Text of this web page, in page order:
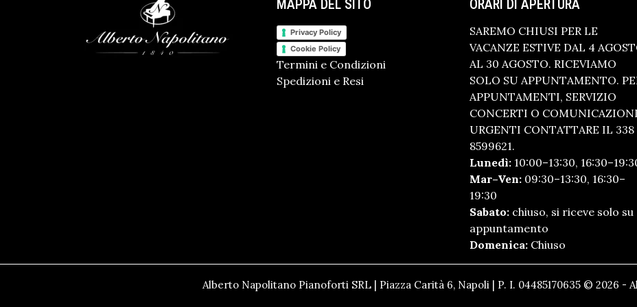
MAPPA DEL SITO
Privacy Policy
Cookie Policy
Termini e Condizioni
Spedizioni e Resi
ORARI DI APERTURA
SAREMO CHIUSI PER LE
VACANZE ESTIVE DAL 4
AL 30 AGOSTO. RICEVIAMO
SOLO SU APPUNTAMENTO.
APPUNTAMENTI, SERVIZIO
CONCERTI O COMUNICAZIONI
URGENTI CONTATTARE IL 338
8599621.
Lunedì: 10:00–13:30,
Mar–Ven: 09:30–13:30, 16:30–
19:30
Sabato: chiuso, si riceve solo su
appuntamento
Domenica: Chiuso
Alberto Napolitano Pianoforti SRL | Piazza Carità 6, Napoli | P. I. 04485170635 © 2026 -